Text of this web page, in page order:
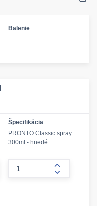
Balenie
Špecifikácia
PRONTO Classic spray
300ml - hnedé
form.increase-